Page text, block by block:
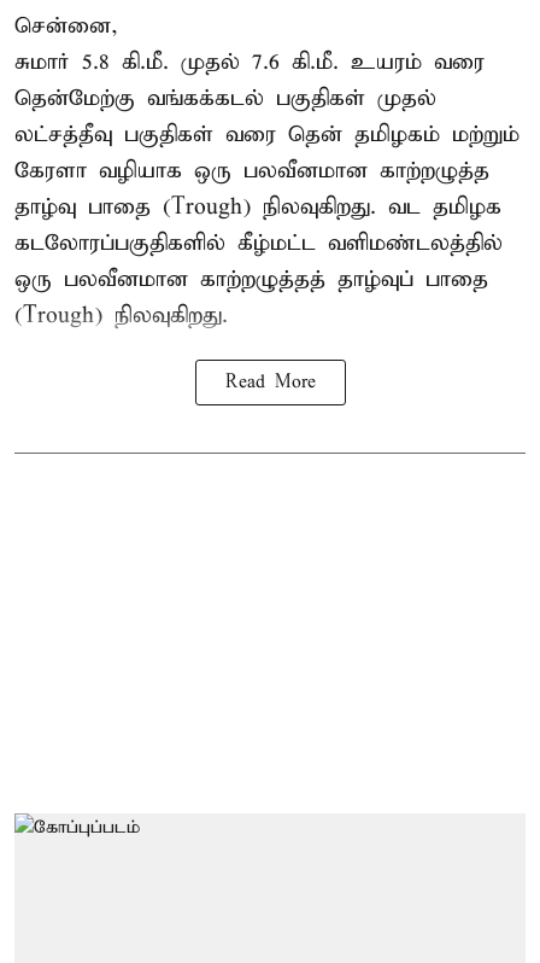
சென்னை,
சுமார் 5.8 கி.மீ. முதல் 7.6 கி.மீ. உயரம் வரை
தென்மேற்கு வங்கக்கடல் பகுதிகள் முதல்
லட்சத்தீவு பகுதிகள் வரை தென் தமிழகம் மற்றும்
கேரளா வழியாக ஒரு பலவீனமான காற்றழுத்த
தாழ்வு பாதை (Trough) நிலவுகிறது. வட தமிழக
கடலோரப்பகுதிகளில் கீழ்மட்ட வளிமண்டலத்தில்
ஒரு பலவீனமான காற்றழுத்தத் தாழ்வுப் பாதை
(Trough) நிலவுகிறது.
Read More